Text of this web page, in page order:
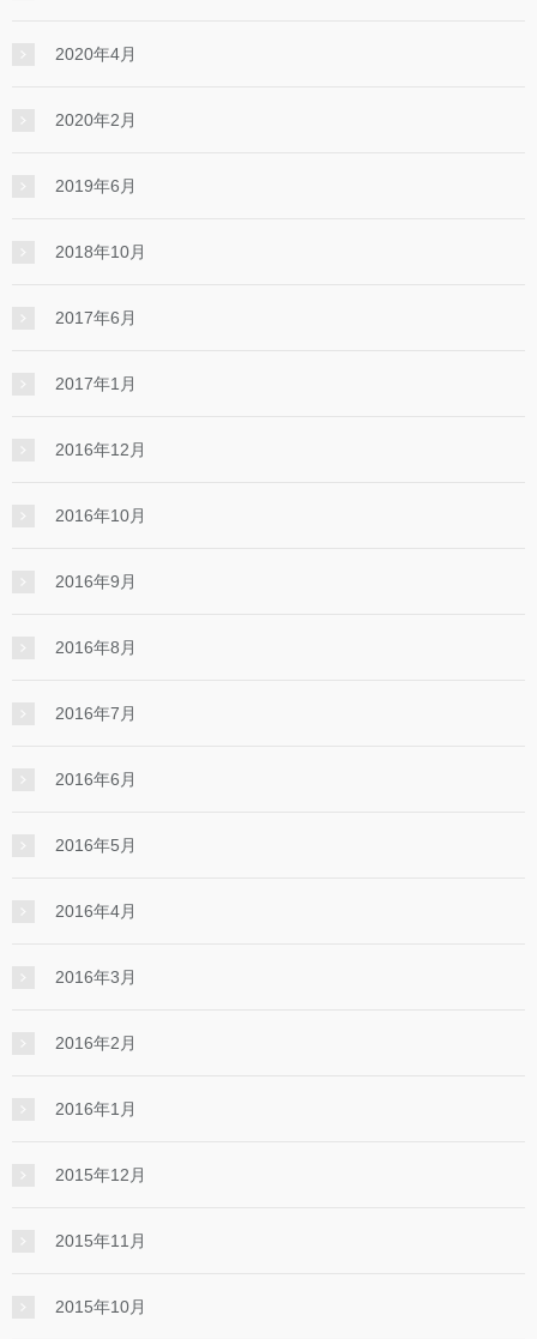
2020年4月
2020年2月
2019年6月
2018年10月
2017年6月
2017年1月
2016年12月
2016年10月
2016年9月
2016年8月
2016年7月
2016年6月
2016年5月
2016年4月
2016年3月
2016年2月
2016年1月
2015年12月
2015年11月
2015年10月